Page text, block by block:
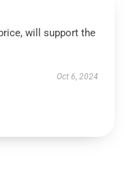
will support the
Oct 6, 2024